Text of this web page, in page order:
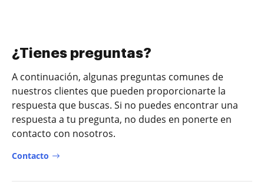
¿Tienes preguntas?
A continuación, algunas preguntas comunes de
nuestros clientes que pueden proporcionarte la
respuesta que buscas. Si no puedes encontrar una
respuesta a tu pregunta, no dudes en ponerte en
contacto con nosotros.
Contacto